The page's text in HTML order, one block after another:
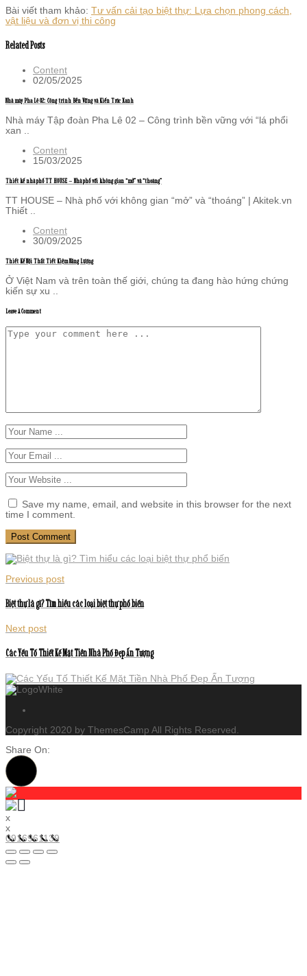
Bài viết tham khảo: Tư vấn cải tạo biệt thự: Lựa chọn phong cách,
vật liệu và đơn vị thi công
Related Posts
Content
02/05/2025
Nhà máy Pha Lê 02: Công trình Bền Vững và Kiến Trúc Xanh
Nhà máy Tập đoàn Pha Lê 02 – Công trình bền vững với “lá phổi
xan ..
Content
15/03/2025
Thiết kế nhà phố TT HOUSE – Nhà phố với không gian “mở” và “thoáng”
TT HOUSE – Nhà phố với không gian “mở” và “thoáng” | Akitek.vn
Thiết ..
Content
30/09/2025
Thiết Kế Nội Thất Tiết Kiệm Năng Lượng
Ở Việt Nam và trên toàn thế giới, chúng ta đang hào hứng chứng
kiến sự xu ..
Leave A Comment
Save my name, email, and website in this browser for the next
time I comment.
Previous post
Biệt thự là gì? Tìm hiểu các loại biệt thự phổ biến
Next post
Các Yếu Tố Thiết Kế Mặt Tiền Nhà Phố Đẹp Ấn Tượng
Copyright 2020 by ThemesCamp All Rights Reserved.
Share On:
x
x
0916961139